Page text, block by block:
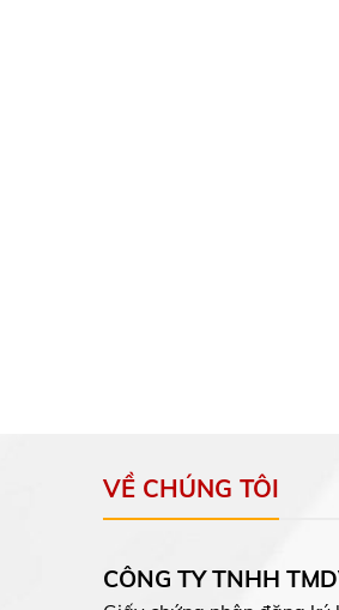
VỀ CHÚNG TÔI
CÔNG TY TNHH